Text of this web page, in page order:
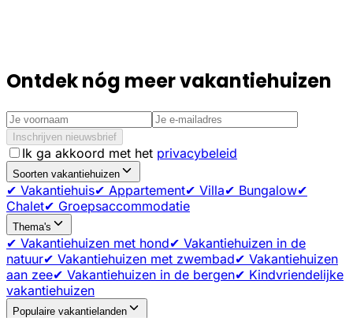
Ontdek nóg meer vakantiehuizen
Inschrijven nieuwsbrief
Ik ga akkoord met het privacybeleid
Soorten vakantiehuizen
✔ Vakantiehuis✔ Appartement✔ Villa✔ Bungalow✔
Chalet✔ Groepsaccommodatie
Thema's
✔ Vakantiehuizen met hond✔ Vakantiehuizen in de
natuur✔ Vakantiehuizen met zwembad✔ Vakantiehuizen
aan zee✔ Vakantiehuizen in de bergen✔ Kindvriendelijke
vakantiehuizen
Populaire vakantielanden